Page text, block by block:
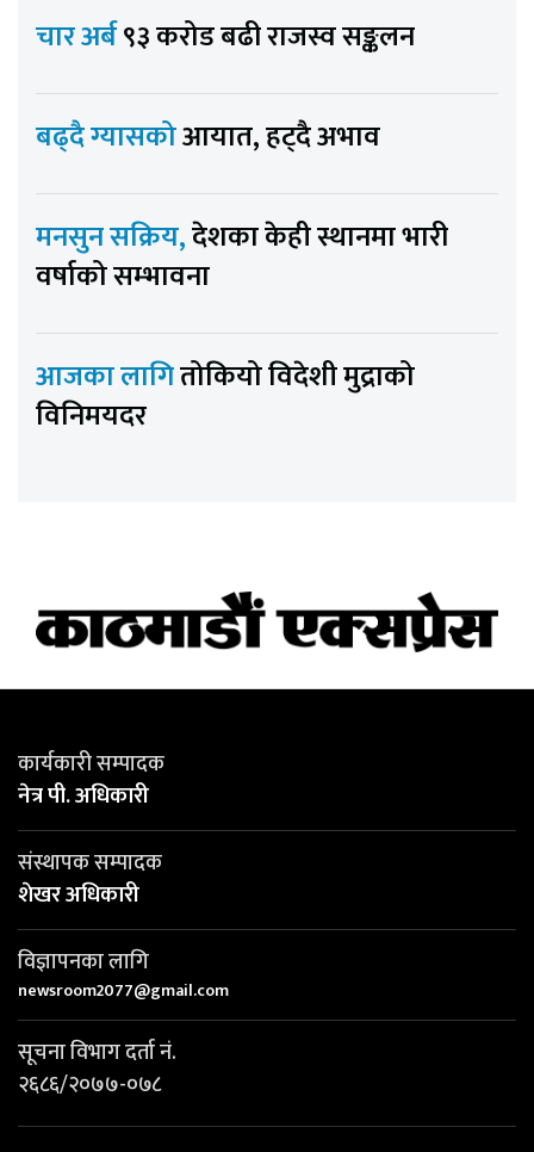
चार अर्ब९३ करोड बढी राजस्व सङ्कलन
बढ्दै ग्यासकोआयात, हट्दै अभाव
मनसुन सक्रिय,देशका केही स्थानमा भारी
वर्षाको सम्भावना
आजका लागितोकियो विदेशी मुद्राको
विनिमयदर
कार्यकारी सम्पादक
नेत्र पी. अधिकारी
संस्थापक सम्पादक
शेखर अधिकारी
विज्ञापनका लागि
newsroom2077@gmail.com
सूचना विभाग दर्ता नं.
२६८६/२०७७-०७८